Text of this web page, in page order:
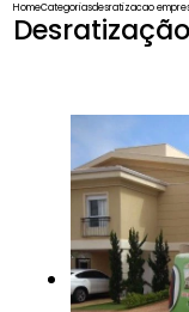
HomeCategoriasdesratizacao